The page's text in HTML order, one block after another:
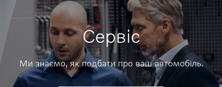
Сервіс
Ми знаємо, як подбати про ваш автомобіль.